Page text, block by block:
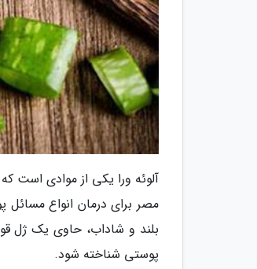
آلوئه ورا یکی از موادی است
مصر برای درمان انواع
بلند و شاداب، حاوی یک ژل
پوستی شناخته شود.